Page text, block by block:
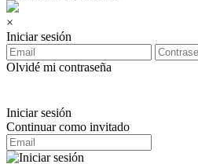
×
Iniciar sesión
Olvidé mi contraseña
Iniciar sesión
Continuar como invitado